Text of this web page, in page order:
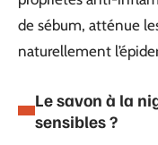
de sébum, atténue
naturellement
Le savon à la
sensibles ?